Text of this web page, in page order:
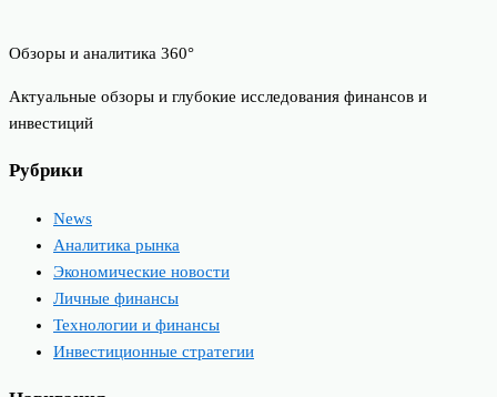
Обзоры и аналитика 360°
Актуальные обзоры и глубокие исследования финансов и
инвестиций
Рубрики
News
Аналитика рынка
Экономические новости
Личные финансы
Технологии и финансы
Инвестиционные стратегии